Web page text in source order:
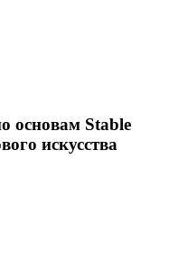
основам Stable
искусства